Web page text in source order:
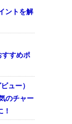
ントを解
すすめポ
ュー）
のチャー
！